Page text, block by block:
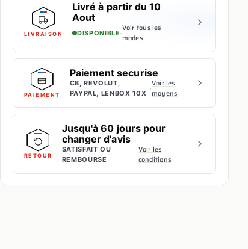
LIVRAISON
Livré à partir du 10
Aout
DISPONIBLE ·Voir tous les
modes
PAIEMENT
Paiement securise
CB, REVOLUT,
PAYPAL, LENBOX 10X ·Voir les
moyens
RETOUR
Jusqu'à 60 jours pour
changer d'avis
SATISFAIT OU
REMBOURSE
·Voir les
conditions